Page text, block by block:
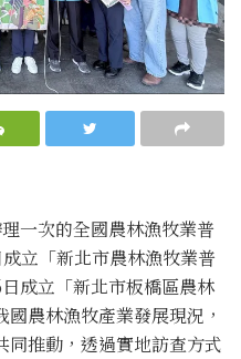
一次的全國農林漁牧業普
立「新北市農林漁牧業普
成立「新北市板橋區農林
農林漁牧產業發展現況，
同推動，透過實地訪查方式